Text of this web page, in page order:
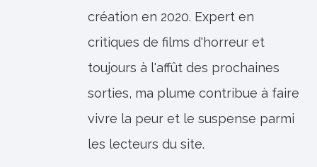
création en 2020. Expert en
critiques de films d'horreur et
toujours à l'affût des prochaines
sorties, ma plume contribue à faire
vivre la peur et le suspense parmi
les lecteurs du site.